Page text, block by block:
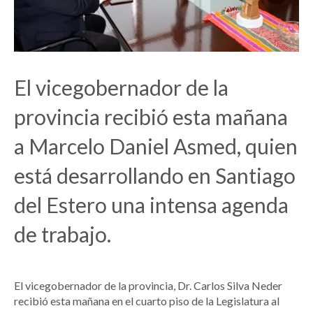
El vicegobernador de la
provincia recibió esta mañana
a Marcelo Daniel Asmed, quien
está desarrollando en Santiago
del Estero una intensa agenda
de trabajo.
El vicegobernador de la provincia, Dr. Carlos Silva Neder
recibió esta mañana en el cuarto piso de la Legislatura al